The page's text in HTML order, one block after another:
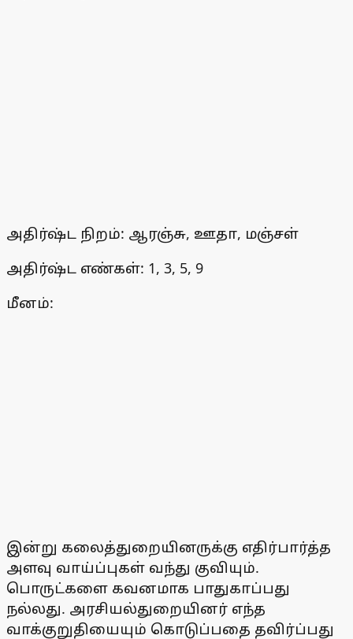
அதிர்ஷ்ட நிறம்: ஆரஞ்சு, ஊதா, மஞ்சள்
அதிர்ஷ்ட எண்கள்: 1, 3, 5, 9
மீனம்:
இன்று கலைத்துறையினருக்கு எதிர்பார்த்த
அளவு வாய்ப்புகள் வந்து குவியும்.
பொருட்களை கவனமாக பாதுகாப்பது
நல்லது. அரசியல்துறையினர் எந்த
வாக்குறுதியையும் கொடுப்பதை தவிர்ப்பது